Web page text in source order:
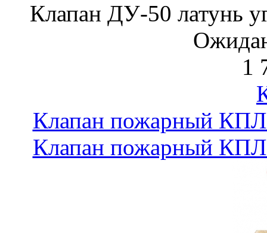
Клапан ДУ-50 латунь
1
Клапан пожарный
Клапан пожарный